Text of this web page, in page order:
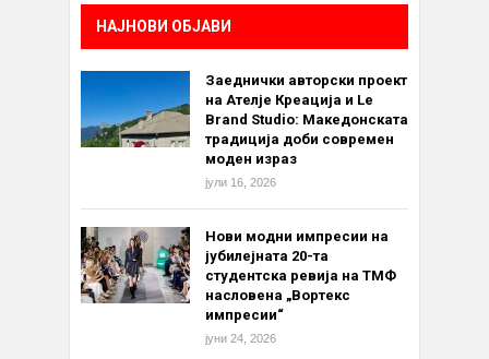
НАЈНОВИ ОБЈАВИ
Заеднички авторски проект
на Ателје Креација и Le
Brand Studio: Македонската
традиција доби современ
моден израз
јули 16, 2026
Нови модни импресии на
јубилејната 20-та
студентска ревија на ТМФ
насловена „Вортекс
импресии“
јуни 24, 2026